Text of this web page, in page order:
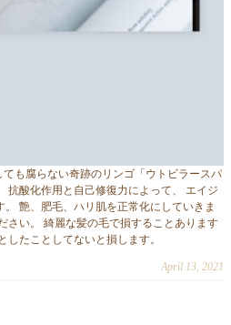
も腐らない奇跡のリンゴ「ウトビラースパ
抗酸化作用と自己修復力によって、 エイジ
艶、肥毛、ハリ肌を正常化にしていきま
さい。 綺麗な髪の毛で損することあります
たことしてないと損します。
April 13, 2021